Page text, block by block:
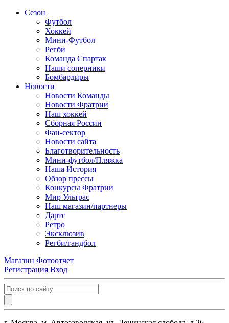
Сезон
Футбол
Хоккей
Мини-Футбол
Регби
Команда Спартак
Наши соперники
Бомбардиры
Новости
Новости Команды
Новости Фратрии
Наш хоккей
Сборная России
Фан-cектор
Новости сайта
Благотворительность
Мини-футбол/Пляжка
Наша История
Обзор прессы
Конкурсы Фратрии
Мир Ультрас
Наш магазин/партнеры
Дартс
Ретро
Эксклюзив
Регби/гандбол
Магазин Фотоотчет
Регистрация Вход